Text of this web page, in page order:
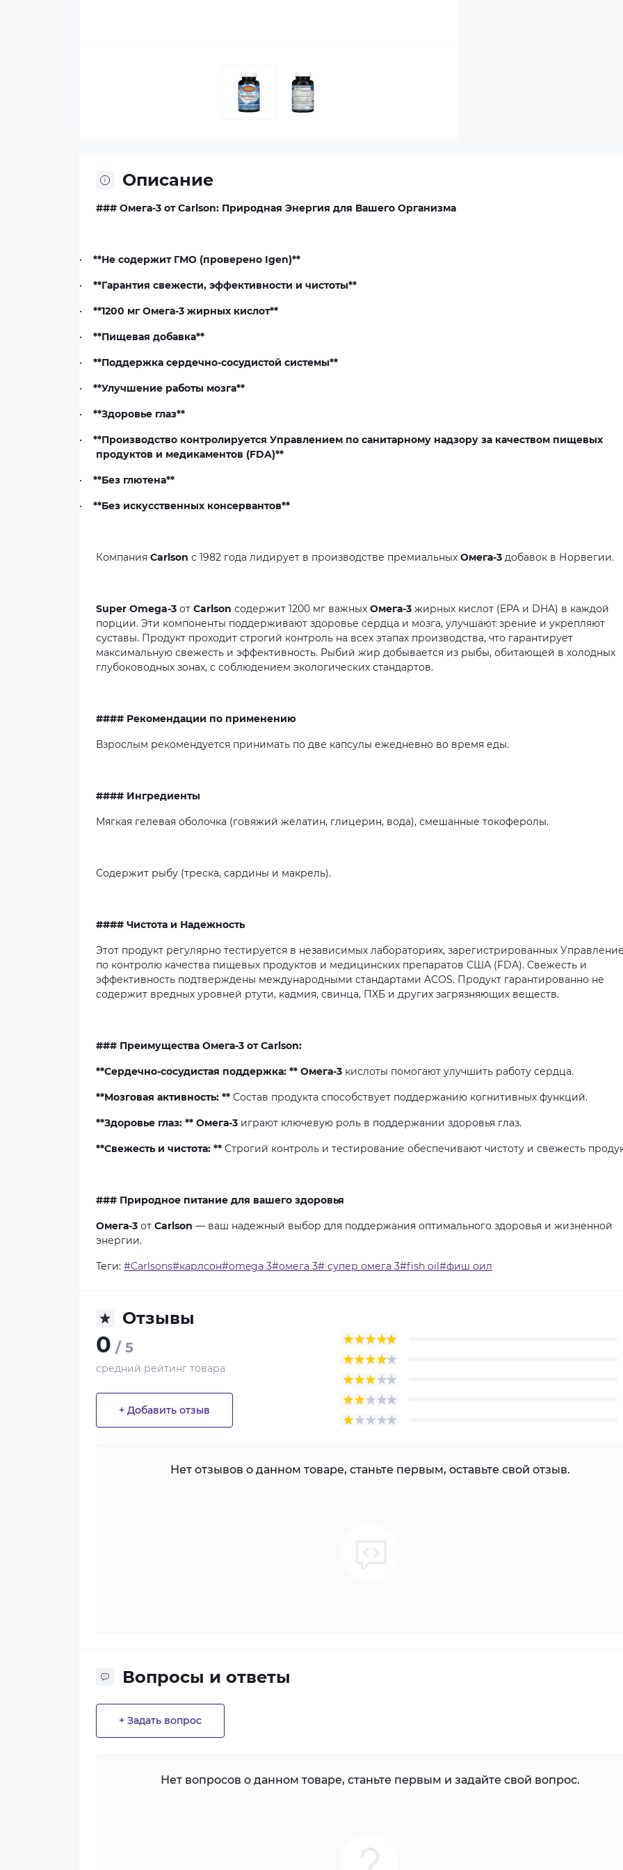
Описание
### Омега-3 от Carlson: Природная Энергия для Вашего Организма
• **Не содержит ГМО (проверено Igen)**
• **Гарантия свежести, эффективности и чистоты**
• **1200 мг Омега-3 жирных кислот**
• **Пищевая добавка**
• **Поддержка сердечно-сосудистой системы**
• **Улучшение работы мозга**
• **Здоровье глаз**
•
**Производство контролируется Управлением по санитарному надзору за качеством пищевых
продуктов и медикаментов (FDA)**
• **Без глютена**
• **Без искусственных консервантов**
Компания Carlson с 1982 года лидирует в производстве премиальных Омега-3 добавок в Норвегии.
Super Omega-3 от Carlson содержит 1200 мг важных Омега-3 жирных кислот (EPA и DHA) в каждой
порции. Эти компоненты поддерживают здоровье сердца и мозга, улучшают зрение и укрепляют
суставы. Продукт проходит строгий контроль на всех этапах производства, что гарантирует
максимальную свежесть и эффективность. Рыбий жир добывается из рыбы, обитающей в холодных
глубоководных зонах, с соблюдением экологических стандартов.
#### Рекомендации по применению
Взрослым рекомендуется принимать по две капсулы ежедневно во время еды.
#### Ингредиенты
Мягкая гелевая оболочка (говяжий желатин, глицерин, вода), смешанные токоферолы.
Содержит рыбу (треска, сардины и макрель).
#### Чистота и Надежность
Этот продукт регулярно тестируется в независимых лабораториях, зарегистрированных
по контролю качества пищевых продуктов и медицинских препаратов США (FDA). Свежесть и
эффективность подтверждены международными стандартами ACOS. Продукт гарантированно не
содержит вредных уровней ртути, кадмия, свинца, ПХБ и других загрязняющих веществ.
### Преимущества Омега-3 от Carlson:
**Сердечно-сосудистая поддержка: ** Омега-3 кислоты помогают улучшить работу сердца.
**Мозговая активность: ** Состав продукта способствует поддержанию когнитивных функций.
**Здоровье глаз: ** Омега-3 играют ключевую роль в поддержании здоровья глаз.
**Свежесть и чистота: ** Строгий контроль и тестирование обеспечивают чистоту и свежесть
### Природное питание для вашего здоровья
Омега-3 от Carlson — ваш надежный выбор для поддержания оптимального здоровья и жизненной
энергии.
Теги: #Carlsons#карлсон#omega 3#омега 3# супер омега 3#fish oil#фиш оил
Отзывы
0 / 5
средний рейтинг товара
+ Добавить отзыв
Нет отзывов о данном товаре, станьте первым, оставьте свой отзыв.
Вопросы и ответы
+ Задать вопрос
Нет вопросов о данном товаре, станьте первым и задайте свой вопрос.